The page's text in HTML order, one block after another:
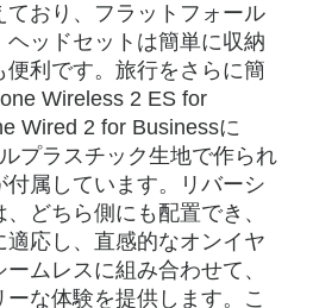
ており、フラットフォール
ヘッドセットは簡単に収納
便利です。旅行をさらに簡
Wireless 2 ES for
Wired 2 for Businessに
プラスチック生地で作られ
付属しています。リバーシ
どちら側にも配置でき、
応し、直感的なオンイヤ
ムレスに組み合わせて、
な体験を提供します。こ